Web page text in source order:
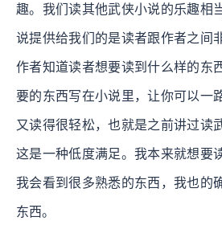
趣。我们读其他武侠小说的乐趣相
说提供给我们的是读者跟作者之间
作者知道读者想要读到什么样的东
要的东西写在小说里，让你可以一
又读得很轻松，也就是之前讲过读
这是一种低度满足。我本来就想要
我会看到很多熟悉的东西，我也的
东西。